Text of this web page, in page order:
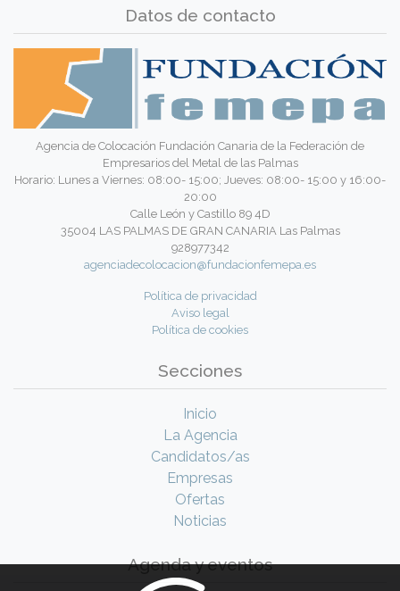
Datos de contacto
Agencia de Colocación Fundación Canaria de la Federación de
Empresarios del Metal de las Palmas
Horario: Lunes a Viernes: 08:00- 15:00; Jueves: 08:00- 15:00 y 16:00-
20:00
Calle León y Castillo 89 4D
35004 LAS PALMAS DE GRAN CANARIA Las Palmas
928977342
agenciadecolocacion@fundacionfemepa.es
Política de privacidad
Aviso legal
Política de cookies
Secciones
Inicio
La Agencia
Candidatos/as
Empresas
Ofertas
Noticias
Agenda y eventos